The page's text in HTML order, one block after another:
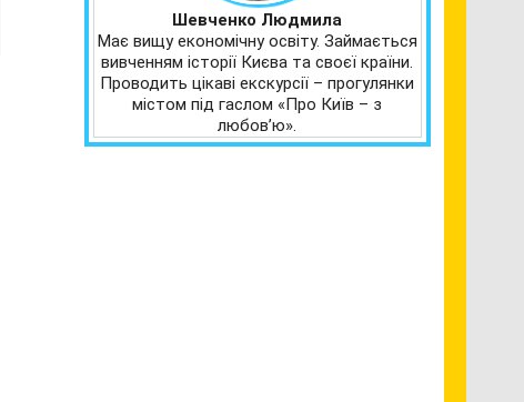
Шевченко Людмила
Має вищу економічну освіту. Займається
вивченням історії Києва та своєї країни.
Проводить цікаві екскурсії – прогулянки
містом під гаслом «Про Київ – з
любов’ю».